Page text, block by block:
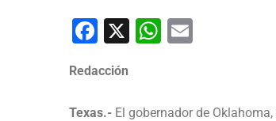
Facebook
X WhatsApp
Redacción
Texas.- El gobernador de Oklahoma,